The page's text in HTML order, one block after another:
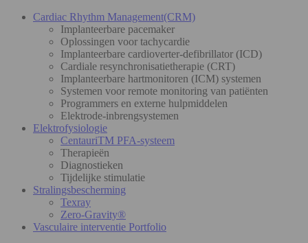
Cardiac Rhythm Management(CRM)
Implanteerbare pacemaker
Oplossingen voor tachycardie
Implanteerbare cardioverter-defibrillator (ICD)
Cardiale resynchronisatietherapie (CRT)
Implanteerbare hartmonitoren (ICM) systemen
Systemen voor remote monitoring van patiënten
Programmers en externe hulpmiddelen
Elektrode-inbrengsystemen
Elektrofysiologie
CentauriTM PFA-systeem
Therapieën
Diagnostieken
Tijdelijke stimulatie
Stralingsbescherming
Texray
Zero-Gravity®
Vasculaire interventie Portfolio